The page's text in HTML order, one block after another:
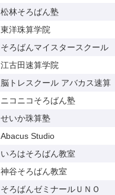
松林そろばん塾
東洋珠算学院
そろばんマイスタースクール
江古田速算学院
脳トレスクール アバカス速算
ニコニコそろばん塾
せいか珠算塾
Abacus Studio
いろはそろばん教室
神谷そろばん教室
そろばんゼミナールＵＮＯ